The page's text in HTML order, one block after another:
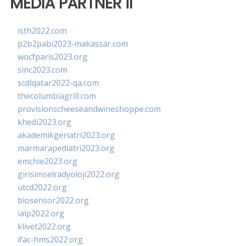
isth2022.com
p2b2pabi2023-makassar.com
wocfparis2023.org
sinc2023.com
scdlqatar2022-qa.com
thecolumbiagrill.com
provisionscheeseandwineshoppe.com
khedi2023.org
akademikgeriatri2023.org
marmarapediatri2023.org
emchie2023.org
girisimselradyoloji2022.org
utcd2022.org
biosensor2022.org
ialp2022.org
klivet2022.org
ifac-hms2022.org